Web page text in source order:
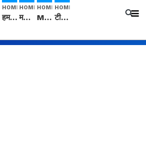
HOME
हम सनातनी..." सांसद kangana Ranaut से क्या बोली लड़की? Viral Jantar-Mantar | CJP protest
HOME
मनीषा हत्याकांड: हत्या, आत्महत्या या कोई बड़ा राज? | Full Story | Josh Haryana
HOME
Mangalsutra: हिंदू धर्म में शादी के बाद मंगलसूत्र क्यों पहनती है महिलाएं, किसने शुरु की ये परंपरा
HOME
टीम बीकेई ने एग्रीकल्चर ग्रेड की यूरिया खाद गट्टों में बदलकर टेक्निकल ग्रेड में बेचने वालों पर करवाई कार्रवाई: लखविंदर सिंह औलख